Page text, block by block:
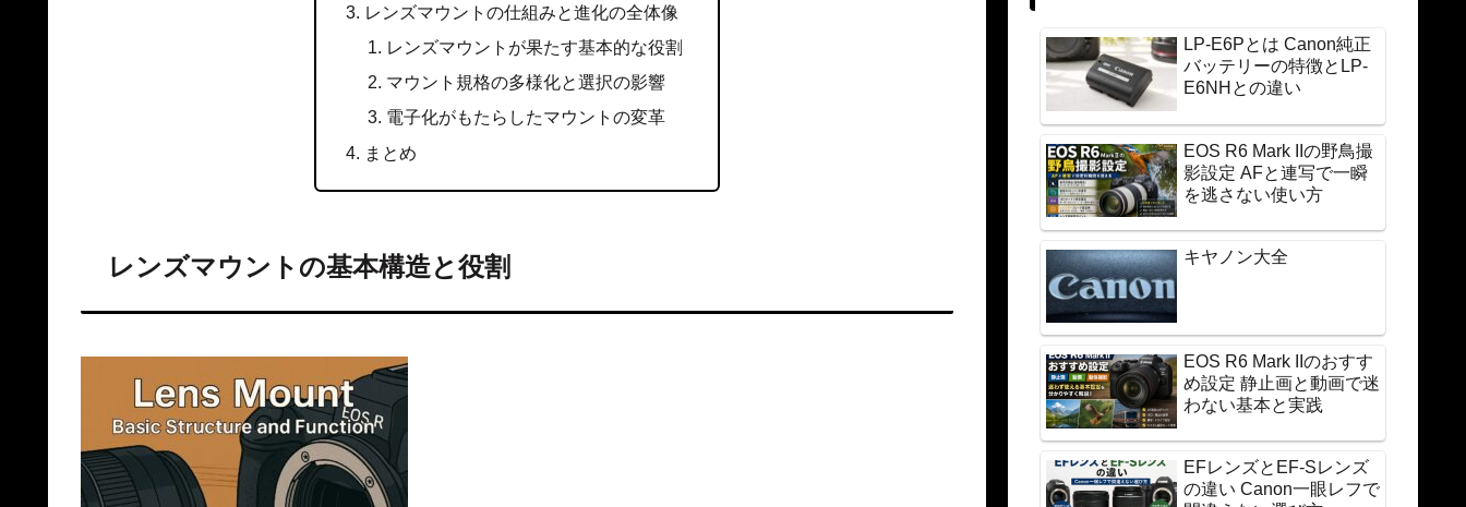
レンズマウントの仕組みと進化の全体像
レンズマウントが果たす基本的な役割
マウント規格の多様化と選択の影響
電子化がもたらしたマウントの変革
まとめ
レンズマウントの基本構造と役割
LP-E6Pとは Canon純正
バッテリーの特徴とLP-
E6NHとの違い
EOS R6 Mark IIの野鳥撮
影設定 AFと連写で一瞬
を逃さない使い方
キヤノン大全
EOS R6 Mark IIのおすす
め設定 静止画と動画で迷
わない基本と実践
EFレンズとEF-Sレンズ
の違い Canon一眼レフで